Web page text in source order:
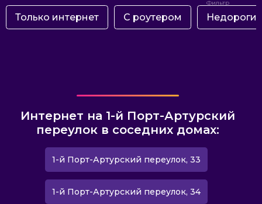
Только интернет С роутером Недорогие
Интернет на 1-й Порт-Артурский
переулок в соседних домах:
1-й Порт-Артурский переулок, 33
1-й Порт-Артурский переулок, 34